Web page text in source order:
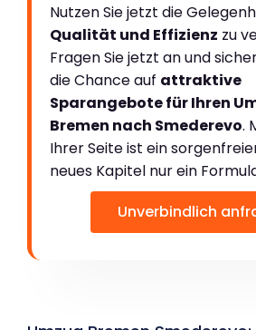
Nutzen Sie jetzt die
Qualität und Effizienz zu
Fragen Sie jetzt an und
die Chance auf attraktive
Sparangebote für Ihren
Bremen nach Smederevo.
Ihrer Seite ist ein
neues Kapitel nur ein
Unverbindlich